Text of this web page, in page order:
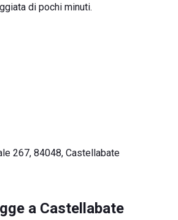
di pochi minuti.
267, 84048, Castellabate
a Castellabate